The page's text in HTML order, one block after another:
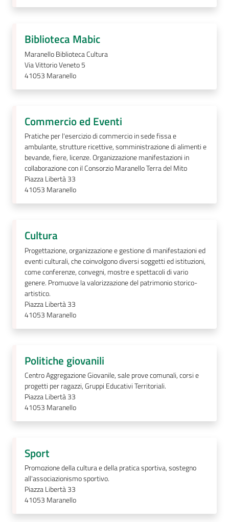
Tutti
argomenti...
Seguici
Biblioteca Mabic
Maranello Biblioteca Cultura
Via Vittorio Veneto 5
41053 Maranello
Commercio ed Eventi
Pratiche per l'esercizio di commercio in sede fissa e
ambulante, strutture ricettive, somministrazione di alimenti e
bevande, fiere, licenze. Organizzazione manifestazioni in
collaborazione con il Consorzio Maranello Terra del Mito
Piazza Libertà 33
41053 Maranello
Cultura
Progettazione, organizzazione e gestione di manifestazioni ed
eventi culturali, che coinvolgono diversi soggetti ed istituzioni,
come conferenze, convegni, mostre e spettacoli di vario
genere. Promuove la valorizzazione del patrimonio storico-
artistico.
Piazza Libertà 33
41053 Maranello
Politiche giovanili
Centro Aggregazione Giovanile, sale prove comunali, corsi e
progetti per ragazzi, Gruppi Educativi Territoriali.
Piazza Libertà 33
41053 Maranello
Sport
Promozione della cultura e della pratica sportiva, sostegno
all'associazionismo sportivo.
Piazza Libertà 33
41053 Maranello